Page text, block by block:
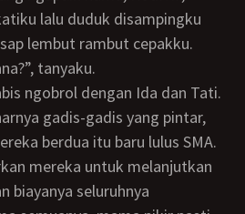
lalu duduk disampingku
lembut rambut cepakku.
tanyaku.
gadis-gadis yang pintar,
berdua itu baru lulus SMA.
mereka untuk melanjutkan
biayanya seluruhnya